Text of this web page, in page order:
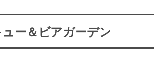
ー＆ビアガーデン